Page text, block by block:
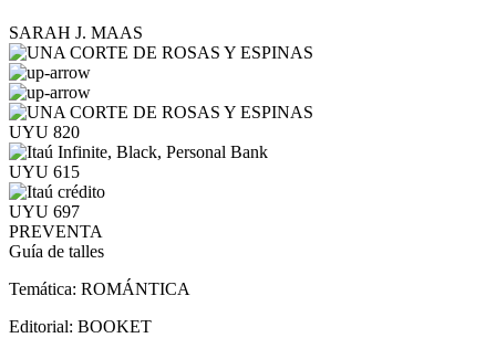
SARAH J. MAAS
UYU 820
UYU 615
UYU 697
PREVENTA
Guía de talles
Temática: ROMÁNTICA
Editorial: BOOKET